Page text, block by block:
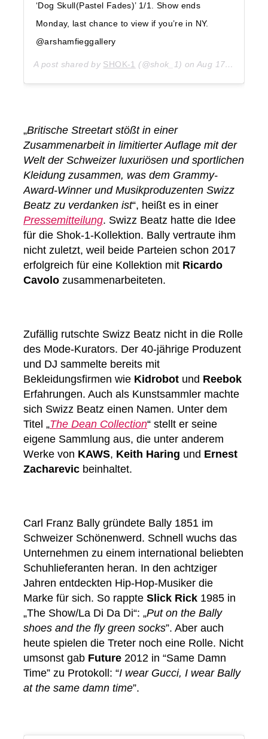
‘Dog Skull(Pastel Fades)’ 1/1. Show ends
Monday, last chance to view if you’re in NY.
@arshamfieggallery
A post shared by SHOK-1 (@shok_1) onAug 17, 2018 at 5:45am PDT
„Britische Streetart stößt in einer
Zusammenarbeit in limitierter Auflage mit der
Welt der Schweizer luxuriösen und sportlichen
Kleidung zusammen, was dem Grammy-
Award-Winner und Musikproduzenten Swizz
Beatz zu verdanken ist“, heißt es in einer
Pressemitteilung. Swizz Beatz hatte die Idee
für die Shok-1-Kollektion. Bally vertraute ihm
nicht zuletzt, weil beide Parteien schon 2017
erfolgreich für eine Kollektion mit Ricardo
Cavolo zusammenarbeiteten.
Zufällig rutschte Swizz Beatz nicht in die Rolle
des Mode-Kurators. Der 40-jährige Produzent
und DJ sammelte bereits mit
Bekleidungsfirmen wie Kidrobot und Reebok
Erfahrungen. Auch als Kunstsammler machte
sich Swizz Beatz einen Namen. Unter dem
Titel „The Dean Collection“ stellt er seine
eigene Sammlung aus, die unter anderem
Werke von KAWS, Keith Haring und Ernest
Zacharevic beinhaltet.
Carl Franz Bally gründete Bally 1851 im
Schweizer Schönenwerd. Schnell wuchs das
Unternehmen zu einem international beliebten
Schuhlieferanten heran. In den achtziger
Jahren entdeckten Hip-Hop-Musiker die
Marke für sich. So rappte Slick Rick 1985 in
„The Show/La Di Da Di“: „Put on the Bally
shoes and the fly green socks”. Aber auch
heute spielen die Treter noch eine Rolle. Nicht
umsonst gab Future 2012 in “Same Damn
Time” zu Protokoll: “I wear Gucci, I wear Bally
at the same damn time”.